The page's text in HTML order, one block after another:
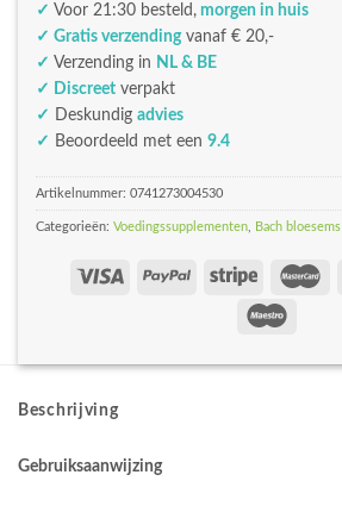
✓ Voor 21:30 besteld, morgen in huis
✓ Gratis verzendingvanaf € 20,-
✓ Verzending in NL & BE
✓ Discreet verpakt
✓
Deskundig advies
✓ Beoordeeld met een 9.4
Artikelnummer: 0741273004530
Categorieën: Voedingssupplementen Bach bloesems
Beschrijving
Gebruiksaanwijzing